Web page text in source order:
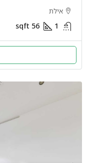
אילת
1
56
sqft